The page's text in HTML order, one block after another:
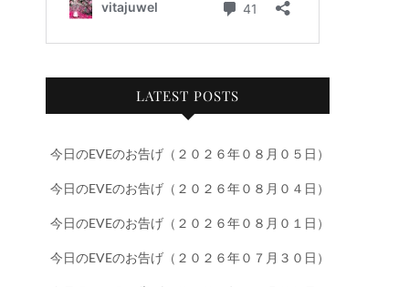
LATEST POSTS
今日のEVEのお告げ（２０２６年０８月０５日）
今日のEVEのお告げ（２０２６年０８月０４日）
今日のEVEのお告げ（２０２６年０８月０１日）
今日のEVEのお告げ（２０２６年０７月３０日）